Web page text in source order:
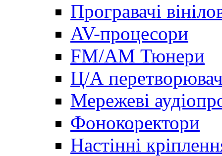
Програвачі
AV-процесори
FM/AM Тюнери
Ц/А
Мережеві
Фонокоректори
Настінні